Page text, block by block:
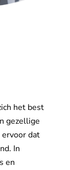
het best
gezellige
dat
In
en